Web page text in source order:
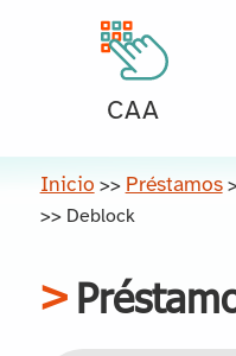
CAA
Inicio >> Préstamos
>> Deblock